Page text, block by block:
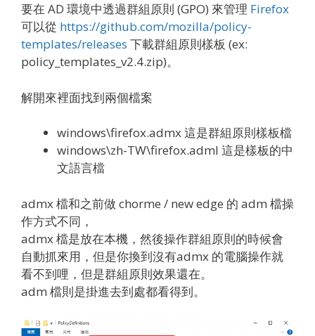
要在 AD 環境中透過群組原則 (GPO) 來管理 Firefox
可以從 https://github.com/mozilla/policy-
templates/releases 下載群組原則樣板 (ex:
policy_templates_v2.4.zip)。
解開來裡面找到兩個檔案
windows\firefox.admx 這是群組原則樣板檔
windows\zh-TW\firefox.adml 這是樣板的中
文語言檔
admx 檔和之前做 chorme / new edge 的 adm 檔操
作方式不同，
admx 檔是放在本機，然後操作群組原則的時候會
自動抓來用，但是你換到沒有admx 的電腦操作就
看不到哩，但是群組原則效果還在。
adm 檔則是掛進去到處都看得到。